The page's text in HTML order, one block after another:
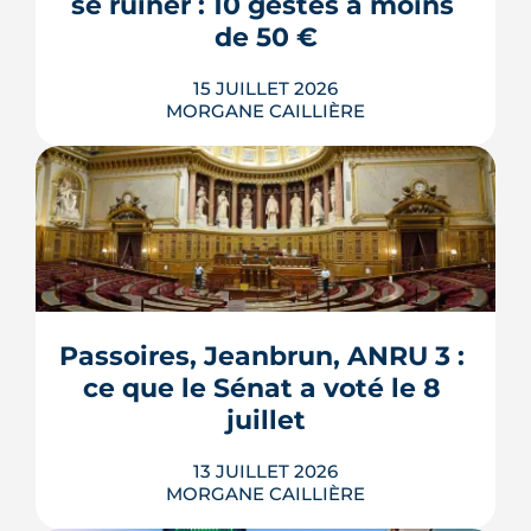
LIRE L'ARTICLE
de 50 €
15 JUILLET 2026
MORGANE CAILLIÈRE
Verrous tournés, voisins prévenus,
boîte aux lettres sous contrôle : une
grande partie de la protection d'un
logement repose sur des habitudes qui
gestes gratuits ou à moins de 50 €,
inspirés des conseils officiels de la
police et de la gendarmerie, mon...
LIRE L'ARTICLE
Passoires, Jeanbrun, ANRU 3 :
ce que le Sénat a voté le 8
juillet
13 JUILLET 2026
MORGANE CAILLIÈRE